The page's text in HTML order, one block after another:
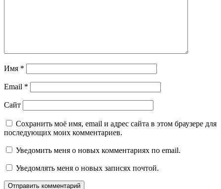
Имя *
Email *
Сайт
Сохранить моё имя, email и адрес сайта в этом браузере для
последующих моих комментариев.
Уведомить меня о новых комментариях по email.
Уведомлять меня о новых записях почтой.